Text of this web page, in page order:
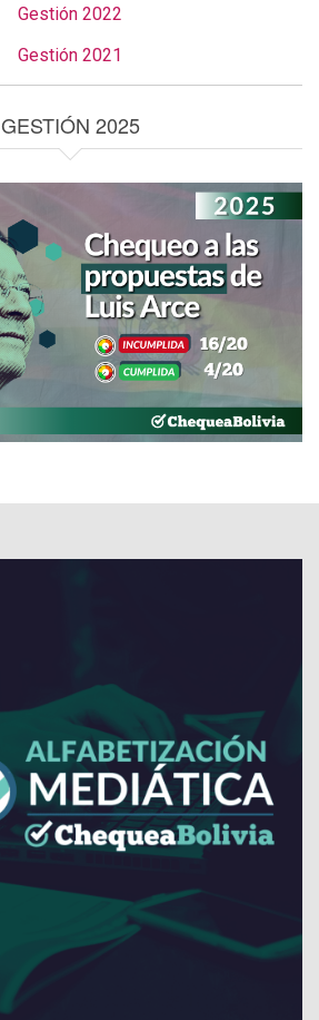
Gestión 2022
Gestión 2021
GESTIÓN 2025